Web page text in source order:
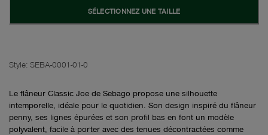
SÉLECTIONNEZ UNE TAILLE
Style: SEBA-0001-01-0
Le flâneur Classic Joe de Sebago propose une silhouette
intemporelle, idéale pour le quotidien. Son design inspiré du flâneur
penny, ses lignes épurées et son profil bas en font un modèle
polyvalent, facile à porter avec des tenues décontractées comme